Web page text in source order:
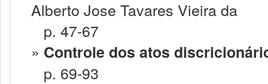
Alberto Jose Tavares Vieira da
p. 47-67
» Controle dos atos
p. 69-93